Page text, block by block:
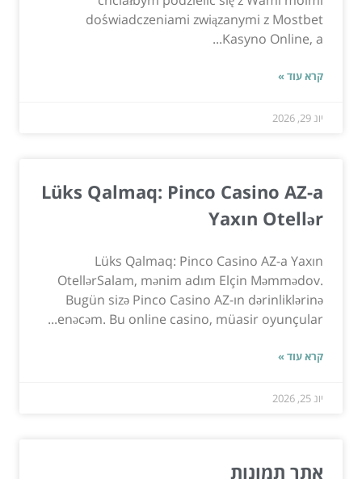
doświadczeniami związanymi z Mostbet
Kasyno Online, a...
קרא עוד »
יונ 29, 2026
Lüks Qalmaq: Pinco Casino AZ-a
Yaxın Otellər
Lüks Qalmaq: Pinco Casino AZ-a Yaxın
OtellərSalam, mənim adım Elçin Məmmədov.
Bugün sizə Pinco Casino AZ-ın dərinliklərinə
enəcəm. Bu online casino, müasir oyunçular...
קרא עוד »
יונ 25, 2026
אתר תמונות